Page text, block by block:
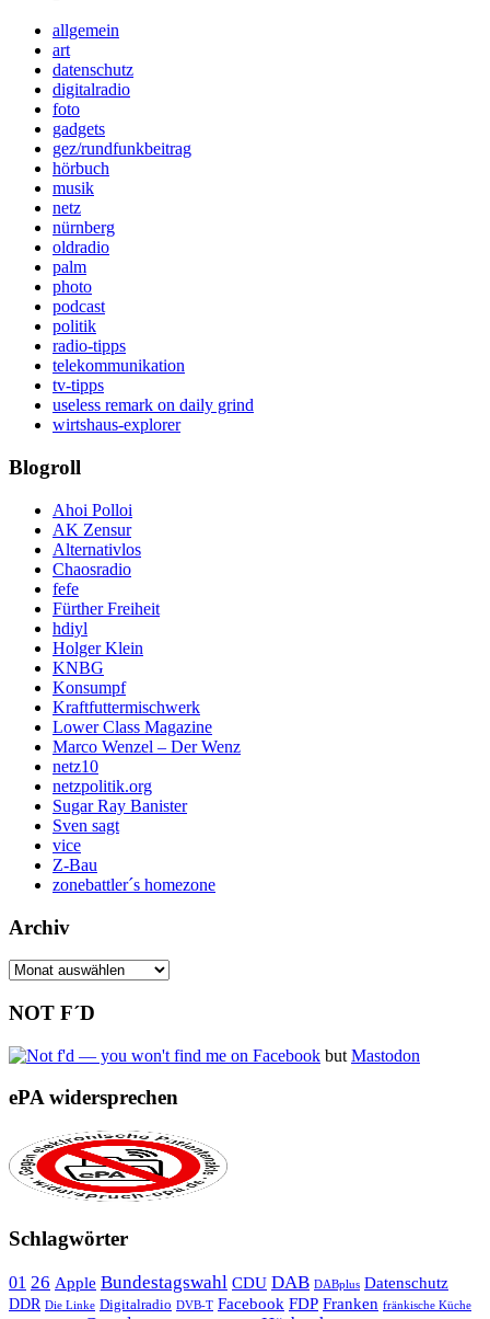
allgemein
art
datenschutz
digitalradio
foto
gadgets
gez/rundfunkbeitrag
hörbuch
musik
netz
nürnberg
oldradio
palm
photo
podcast
politik
radio-tipps
telekommunikation
tv-tipps
useless remark on daily grind
wirtshaus-explorer
Blogroll
Ahoi Polloi
AK Zensur
Alternativlos
Chaosradio
fefe
Fürther Freiheit
hdiyl
Holger Klein
KNBG
Konsumpf
Kraftfuttermischwerk
Lower Class Magazine
Marco Wenzel – Der Wenz
netz10
netzpolitik.org
Sugar Ray Banister
Sven sagt
vice
Z-Bau
zonebattler´s homezone
Archiv
Archiv
NOT F´D
but Mastodon
ePA widersprechen
Schlagwörter
01 26 Apple Bundestagswahl CDU DAB DABplus Datenschutz
DDR Die Linke Digitalradio DVB-T Facebook FDP Franken fränkische Küche